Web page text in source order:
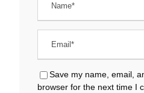
Save my name, email,
browser for the next time I